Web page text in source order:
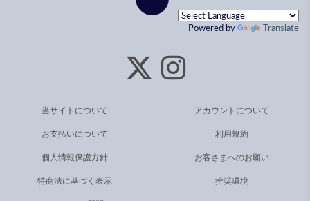
Powered by Translate
当サイトについて アカウントについて
お支払いについて 利用規約
個人情報保護方針 お客さまへのお願い
特商法に基づく表示 推奨環境